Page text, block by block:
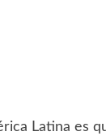
Latina es